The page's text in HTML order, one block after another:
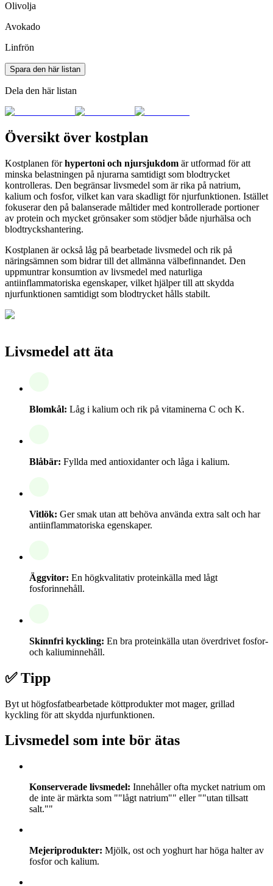
Olivolja
Avokado
Linfrön
Spara den här listan
Dela den här listan
Översikt över kostplan
Kostplanen förhypertoni och njursjukdom är utformad för att
minska belastningen på njurarna samtidigt som blodtrycket
kontrolleras. Den begränsar livsmedel som är rika på natrium,
kalium och fosfor, vilket kan vara skadligt för njurfunktionen. Istället
fokuserar den på balanserade måltider med kontrollerade portioner
av protein och mycket grönsaker som stödjer både njurhälsa och
blodtryckshantering.
Kostplanen är också låg på bearbetade livsmedel och rik på
näringsämnen som bidrar till det allmänna välbefinnandet. Den
uppmuntrar konsumtion av livsmedel med naturliga
antiinflammatoriska egenskaper, vilket hjälper till att skydda
njurfunktionen samtidigt som blodtrycket hålls stabilt.
Livsmedel att äta
Blomkål: Låg i kalium och rik på vitaminerna C och K.
Blåbär: Fyllda med antioxidanter och låga i kalium.
Vitlök: Ger smak utan att behöva använda extra salt och har
antiinflammatoriska egenskaper.
Äggvitor: En högkvalitativ proteinkälla med lågt
fosforinnehåll.
Skinnfri kyckling: En bra proteinkälla utan överdrivet fosfor-
och kaliuminnehåll.
✅ Tipp
Byt ut högfosfatbearbetade köttprodukter mot mager, grillad
kyckling för att skydda njurfunktionen.
Livsmedel som inte bör ätas
Konserverade livsmedel: Innehåller ofta mycket natrium om
de inte är märkta som ""lågt natrium"" eller ""utan tillsatt
salt.""
Mejeriprodukter: Mjölk, ost och yoghurt har höga halter av
fosfor och kalium.